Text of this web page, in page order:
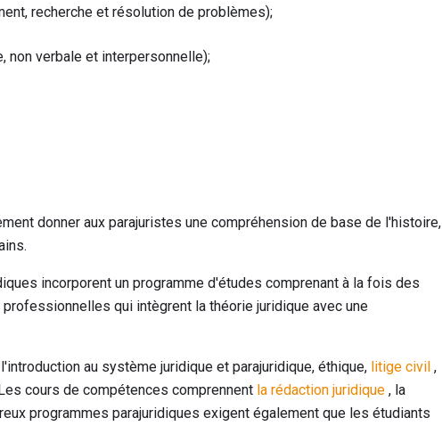
recherche et résolution de problèmes);
non verbale et interpersonnelle);
donner aux parajuristes une compréhension de base de l'histoire,
incorporent un programme d'études comprenant à la fois des
qui intègrent la théorie juridique avec une
au système juridique et parajuridique, éthique, litige civil ,
cours de compétences comprennent la rédaction juridique , la
programmes parajuridiques exigent également que les étudiants